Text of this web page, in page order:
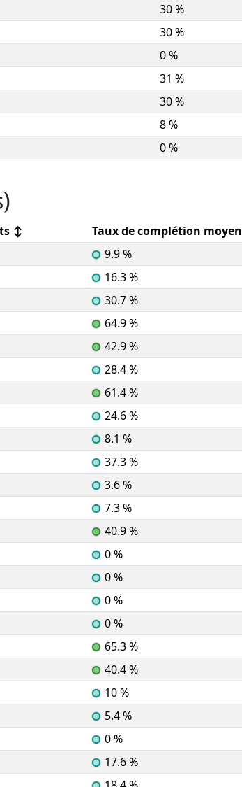
30 %
30 %
0 %
31 %
30 %
8 %
0 %
↕ Taux de complétion moyen
9.9 %
16.3 %
30.7 %
64.9 %
42.9 %
28.4 %
61.4 %
24.6 %
8.1 %
37.3 %
3.6 %
7.3 %
40.9 %
0 %
0 %
0 %
0 %
65.3 %
40.4 %
10 %
5.4 %
0 %
17.6 %